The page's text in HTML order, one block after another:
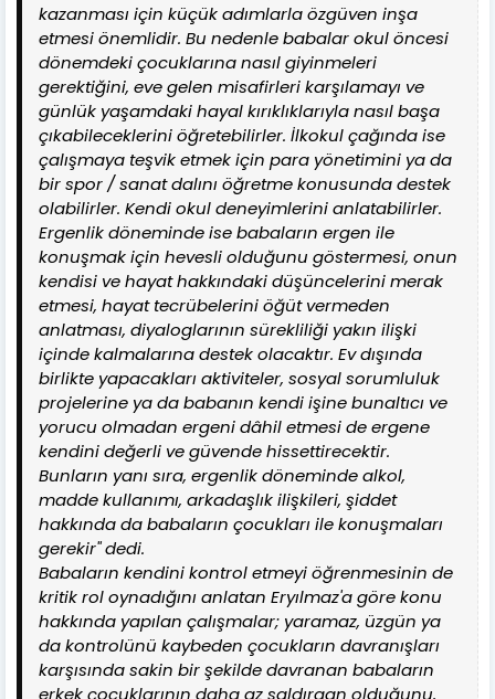
kazanması için küçük adımlarla özgüven inşa
etmesi önemlidir. Bu nedenle babalar okul öncesi
dönemdeki çocuklarına nasıl giyinmeleri
gerektiğini, eve gelen misafirleri karşılamayı ve
günlük yaşamdaki hayal kırıklıklarıyla nasıl başa
çıkabileceklerini öğretebilirler. İlkokul çağında ise
çalışmaya teşvik etmek için para yönetimini ya da
bir spor / sanat dalını öğretme konusunda destek
olabilirler. Kendi okul deneyimlerini anlatabilirler.
Ergenlik döneminde ise babaların ergen ile
konuşmak için hevesli olduğunu göstermesi, onun
kendisi ve hayat hakkındaki düşüncelerini merak
etmesi, hayat tecrübelerini öğüt vermeden
anlatması, diyaloglarının sürekliliği yakın ilişki
içinde kalmalarına destek olacaktır. Ev dışında
birlikte yapacakları aktiviteler, sosyal sorumluluk
projelerine ya da babanın kendi işine bunaltıcı ve
yorucu olmadan ergeni dâhil etmesi de ergene
kendini değerli ve güvende hissettirecektir.
Bunların yanı sıra, ergenlik döneminde alkol,
madde kullanımı, arkadaşlık ilişkileri, şiddet
hakkında da babaların çocukları ile konuşmaları
gerekir" dedi.
Babaların kendini kontrol etmeyi öğrenmesinin de
kritik rol oynadığını anlatan Eryılmaz'a göre konu
hakkında yapılan çalışmalar; yaramaz, üzgün ya
da kontrolünü kaybeden çocukların davranışları
karşısında sakin bir şekilde davranan babaların
erkek çocuklarının daha az saldırgan olduğunu,